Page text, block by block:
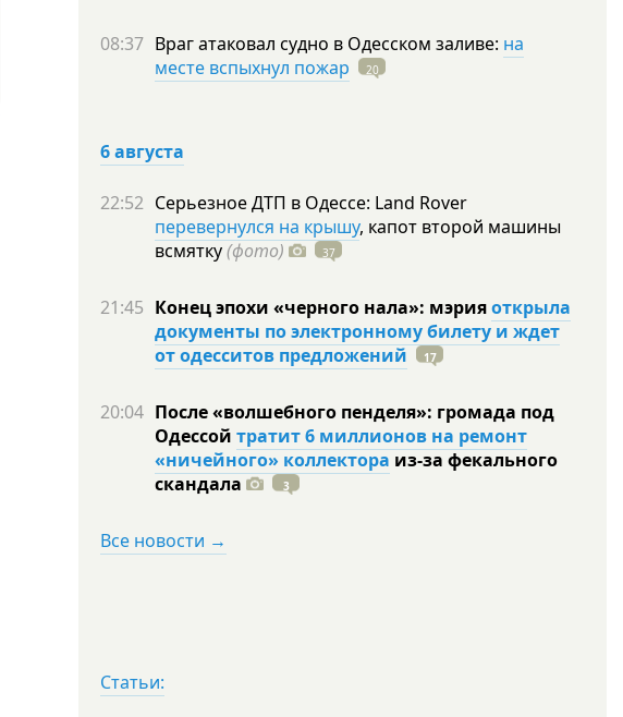
08:37 Враг атаковал судно в Одесском заливе: на
месте вспыхнул пожар
20
6 августа
22:52 Серьезное ДТП в Одессе: Land Rover
перевернулся на крышу, капот второй машины
всмятку(фото) 37
21:45 Конец эпохи «черного нала»: мэрияоткрыла
документы по электронному билету и ждет
от одесситов предложений
17
20:04 После «волшебного пенделя»: громада под
Одессой тратит 6 миллионов на ремонт
«ничейного» коллектора из-за фекального
скандала
3
Все новости →
Статьи: